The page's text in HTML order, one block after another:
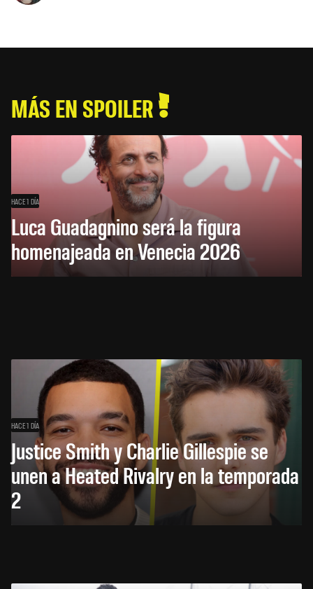
MÁS EN SPOILER
HACE 1 DÍA
Luca Guadagnino será la figura
homenajeada en Venecia 2026
HACE 1 DÍA
Justice Smith y Charlie Gillespie se
unen a Heated Rivalry en la temporada
2